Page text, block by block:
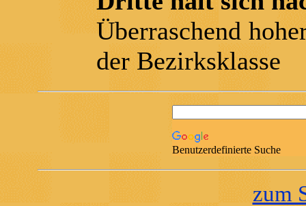
Überraschend
der Bezirksklasse
Benutzerdefinierte Suche
zum